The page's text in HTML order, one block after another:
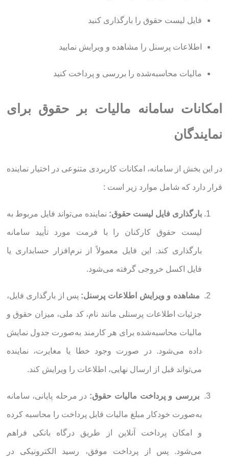
فایل لیست حقوق را بارگذاری کنید
اطلاعات پرسنل را مشاهده و ویرایش نمایید
مالیات محاسبه‌شده را بررسی و پرداخت کنید
امکانات سامانه مالیات بر حقوق برای
نمایندگان
در این بخش از سامانه، امکانات کاربردی متنوعی در اختیار نماینده
قرار دارد که شامل موارد زیر است :
بارگذاری فایل لیست حقوق: نماینده می‌تواند فایل مربوط به
لیست حقوق کارکنان را با فرمت مورد تأیید سامانه
بارگذاری کند. این فایل معمولاً از نرم‌افزار حسابداری یا
فایل اکسل خروجی گرفته می‌شود.
مشاهده و ویرایش اطلاعات پرسنل: پس از بارگذاری فایل،
جزئیات اطلاعات پرسنلی مانند نام، کد ملی، میزان حقوق و
مالیات محاسبه‌شده برای هر کارمند به‌صورت جدول نمایش
داده می‌شود. در صورت وجود خطا یا مغایرت، نماینده
می‌تواند قبل از ارسال نهایی، اطلاعات را ویرایش کند.
بررسی و پرداخت مالیات حقوق: در مرحله پایانی، سامانه
به‌صورت خودکار مبلغ مالیات قابل پرداخت را محاسبه کرده
و امکان پرداخت آنلاین از طریق درگاه بانکی فراهم
می‌شود. پس از پرداخت موفق، رسید الکترونیکی در